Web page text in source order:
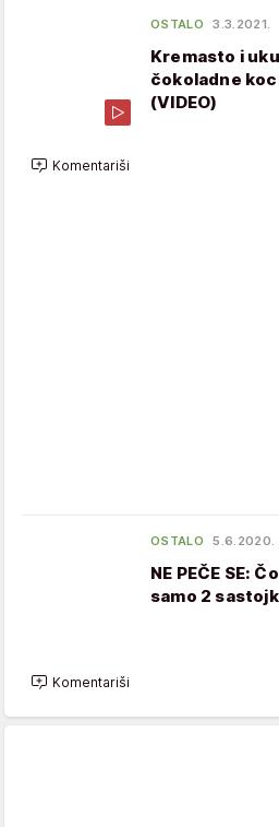
OSTALO 3.3.2021.
Kremasto i
čokoladne
(VIDEO)
Komentariši
OSTALO 5.6.2020.
NE PEČE SE:
samo 2
Komentariši